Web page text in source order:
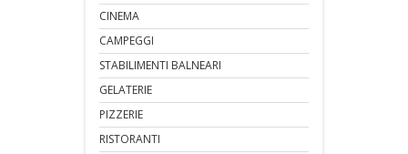
CINEMA
CAMPEGGI
STABILIMENTI BALNEARI
GELATERIE
PIZZERIE
RISTORANTI